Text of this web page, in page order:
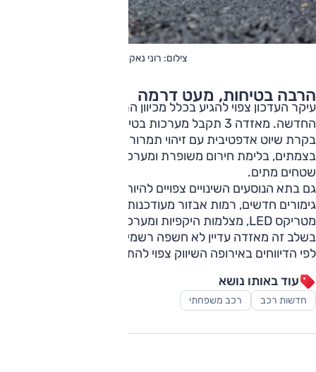
צילום: רוני נאק
הרבה בטיחות, מעט דרמה
עיקר העדכון צפוי להגיע בכלל מכיוון הרגולציה האירופית
החדשה. מאזדה 3 תקבל מערכות בטיחות מתקדמות יותר, כולל
בקרת שיוט אדפטיבית עם זיהוי תמרורים, זיהוי אופנועים
בצמתים, בלימת חירום משופרת ומערכת מתקדמת יותר לניטור
שטחים מתים.
גם בתא הנוסעים השינויים צפויים להיות נקודתיים יחסית, עם
גימורים חדשים, רמות אבזור מעודכנות ותוספות כמו פנסי
מטריקס LED, מצלמות היקפיות ומערכת שמע משודרגת.
בשלב זה מאזדה עדיין לא חשפה רשמית את הדגם המעודכן, אך
לפי הדיווחים באירופה השיווק צפוי להתחיל במהלך 2027.
עוד באותו נושא
חדשות רכב רכב משפחתי